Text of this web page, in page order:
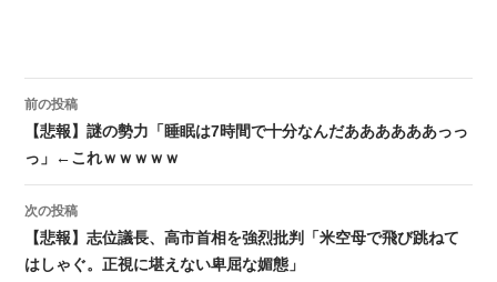
投稿ナビゲーション
前の投稿
【悲報】謎の勢力「睡眠は7時間で十分なんだああああああっっ
っ」←これｗｗｗｗｗ
次の投稿
【悲報】志位議長、高市首相を強烈批判「米空母で飛び跳ねて
はしゃぐ。正視に堪えない卑屈な媚態」